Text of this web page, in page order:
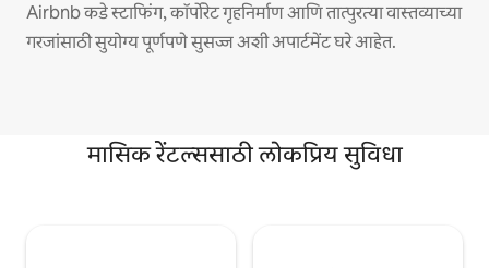
Airbnb कडे स्टाफिंग, कॉर्पोरेट गृहनिर्माण आणि तात्पुरत्या वास्तव्याच्या
गरजांसाठी सुयोग्य पूर्णपणे सुसज्ज अशी अपार्टमेंट घरे आहेत.
मासिक रेंटल्ससाठी लोकप्रिय सुविधा